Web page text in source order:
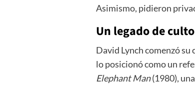
Asimismo, pidieron
Un legado de culto
David Lynch comenzó
lo posicionó como un
Elephant Man(1980),